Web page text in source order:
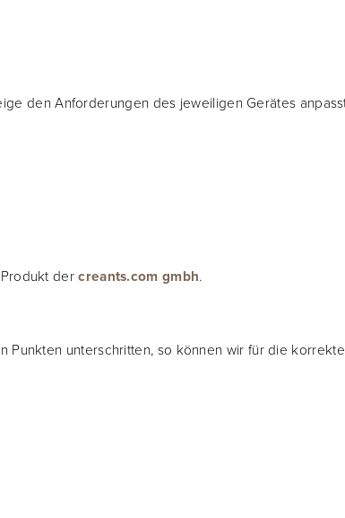
den Anforderungen des jeweiligen Gerätes
Produkt dercreants.com gmbh.
unterschritten, so können wir für die